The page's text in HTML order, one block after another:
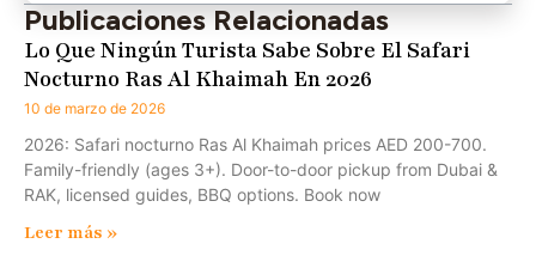
Publicaciones Relacionadas
Lo Que Ningún Turista Sabe Sobre El Safari
Nocturno Ras Al Khaimah En 2026
10 de marzo de 2026
2026: Safari nocturno Ras Al Khaimah prices AED 200-700.
Family-friendly (ages 3+). Door-to-door pickup from Dubai &
RAK, licensed guides, BBQ options. Book now
Leer más »